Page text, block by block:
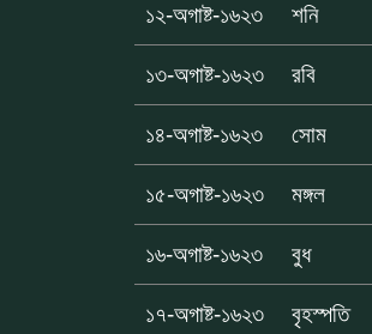
১২-অগাষ্ট-১৬২৩ শনি
১৩-অগাষ্ট-১৬২৩ রবি
১৪-অগাষ্ট-১৬২৩ সোম
১৫-অগাষ্ট-১৬২৩ মঙ্গল
১৬-অগাষ্ট-১৬২৩ বুধ
১৭-অগাষ্ট-১৬২৩ বৃহস্পতি